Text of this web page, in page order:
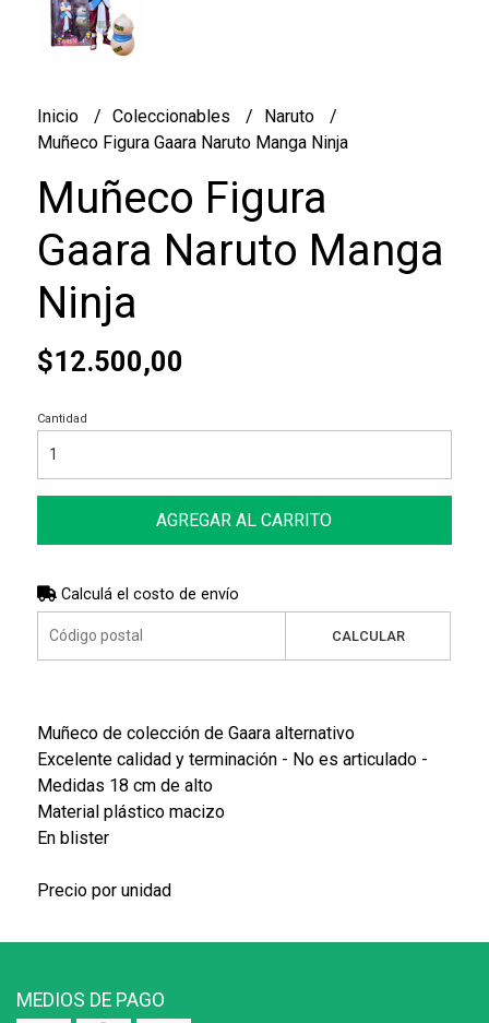
Inicio Coleccionables
Naruto
Muñeco Figura Gaara Naruto Manga Ninja
Muñeco Figura
Gaara Naruto Manga
Ninja
$12.500,00
Cantidad
AGREGAR AL CARRITO
Calculá el costo de envío
CALCULAR
Muñeco de colección de Gaara alternativo
Excelente calidad y terminación - No es articulado -
Medidas 18 cm de alto
Material plástico macizo
En blister
Precio por unidad
MEDIOS DE PAGO